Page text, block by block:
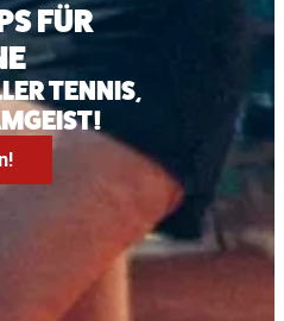
FÜR
TENNIS,